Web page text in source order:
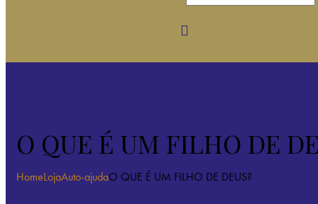
O QUE É UM FILHO DE
HomeLojaAuto-ajudaO QUE É UM FILHO DE DEUS?